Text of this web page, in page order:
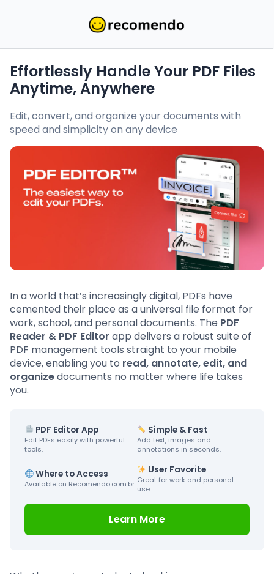
Effortlessly Handle Your PDF Files
Anytime, Anywhere
Edit, convert, and organize your documents with
speed and simplicity on any device
In a world that’s increasingly digital, PDFs have
cemented their place as a universal file format for
work, school, and personal documents. The PDF
Reader & PDF Editor app delivers a robust suite of
PDF management tools straight to your mobile
device, enabling you to read, annotate, edit, and
organizedocuments no matter where life takes
you.
PDF Editor App
Edit PDFs easily with powerful
tools.
Simple & Fast
Add text, images and
annotations in seconds.
Where to Access
Available on Recomendo.com.br.
User Favorite
Great for work and personal
use.
Learn More